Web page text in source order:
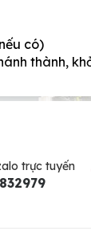
có)
thành,
trực tuyến